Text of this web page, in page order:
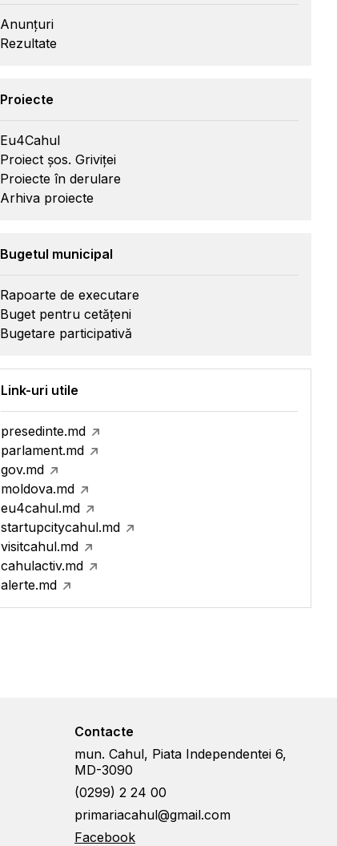
Anunțuri
Rezultate
Proiecte
Eu4Cahul
Proiect șos. Griviței
Proiecte în derulare
Arhiva proiecte
Bugetul municipal
Rapoarte de executare
Buget pentru cetățeni
Bugetare participativă
Link-uri utile
presedinte.md
parlament.md
gov.md
moldova.md
eu4cahul.md
startupcitycahul.md
visitcahul.md
cahulactiv.md
alerte.md
Contacte
mun. Cahul, Piata Independentei 6,
MD-3090
(0299) 2 24 00
primariacahul@gmail.com
Facebook